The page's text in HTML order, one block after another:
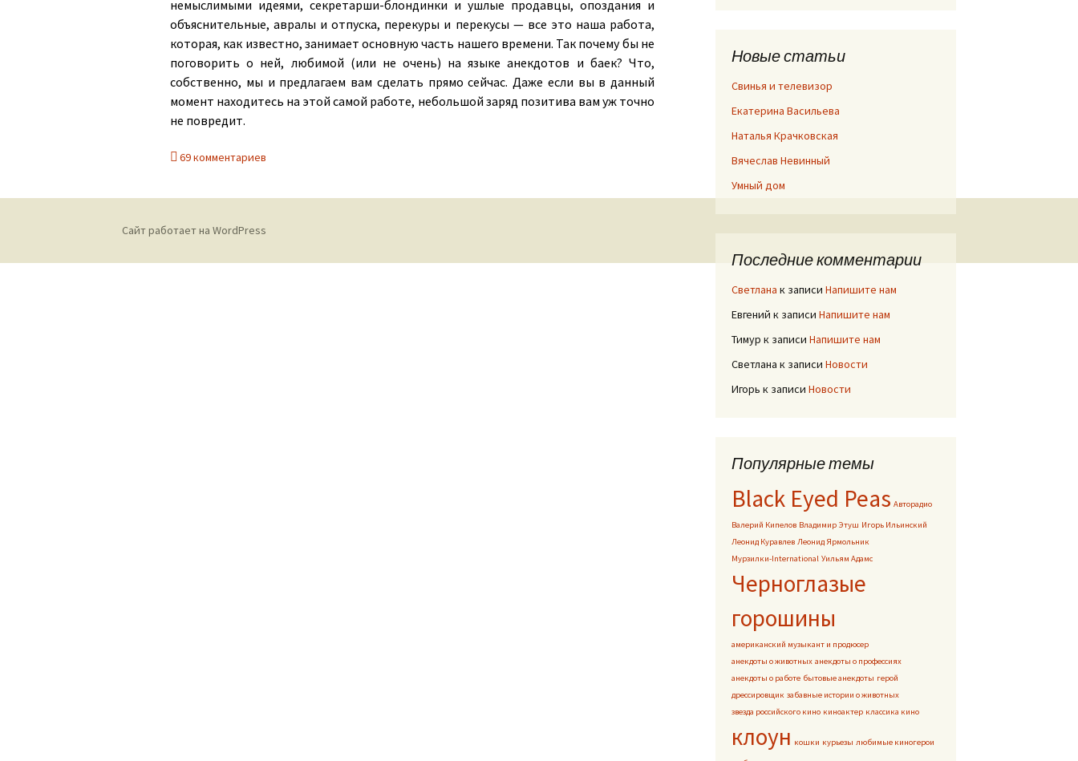
немыслимыми идеями, секретарши-блондинки и ушлые продавцы, опоздания и
объяснительные, авралы и отпуска, перекуры и перекусы — все это наша работа,
которая, как известно, занимает основную часть нашего времени. Так почему бы не
поговорить о ней, любимой (или не очень) на языке анекдотов и баек? Что,
собственно, мы и предлагаем вам сделать прямо сейчас. Даже если вы в данный
момент находитесь на этой самой работе, небольшой заряд позитива вам уж точно
не повредит.
69 комментариев
Новые статьи
Свинья и телевизор
Екатерина Васильева
Наталья Крачковская
Вячеслав Невинный
Умный дом
Последние комментарии
Светлана к записи Напишите нам
Евгений к записи Напишите нам
Тимур к записи Напишите нам
Светлана к записи Новости
Игорь к записи Новости
Популярные темы
Black Eyed Peas Авторадио
Валерий Кипелов Владимир Этуш Игорь Ильинский
Леонид Куравлев Леонид Ярмольник
Мурзилки-International Уильям Адамс
Черноглазые
горошины
американский музыкант и продюсер
анекдоты о животных анекдоты о профессиях
анекдоты о работе бытовые анекдоты герой
дрессировщик забавные истории о животных
звезда российского кино киноактер классика кино
клоун кошки курьезы любимые киногерои
Сайт работает на WordPress